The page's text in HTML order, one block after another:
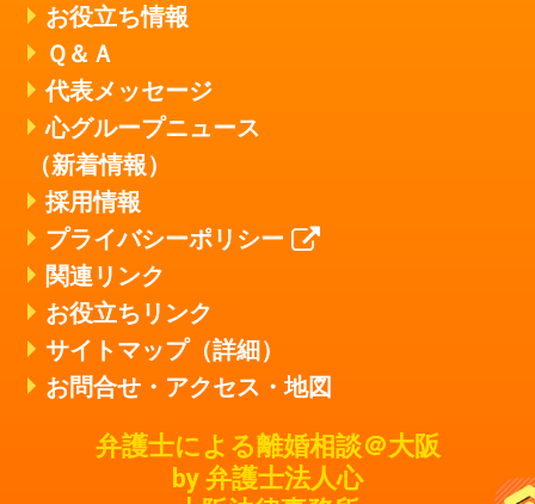
お役立ち情報
Ｑ＆Ａ
代表メッセージ
心グループニュース
（新着情報）
採用情報
プライバシーポリシー
関連リンク
お役立ちリンク
サイトマップ（詳細）
お問合せ・アクセス・地図
弁護士による離婚相談＠大阪
by 弁護士法人心